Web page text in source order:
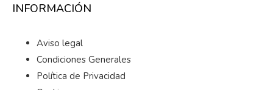
INFORMACIÓN
Aviso legal
Condiciones Generales
Política de Privacidad